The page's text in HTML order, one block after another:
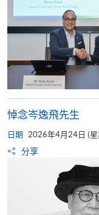
悼念岑逸飛先生
日期 2026年4月24日 (星
分享